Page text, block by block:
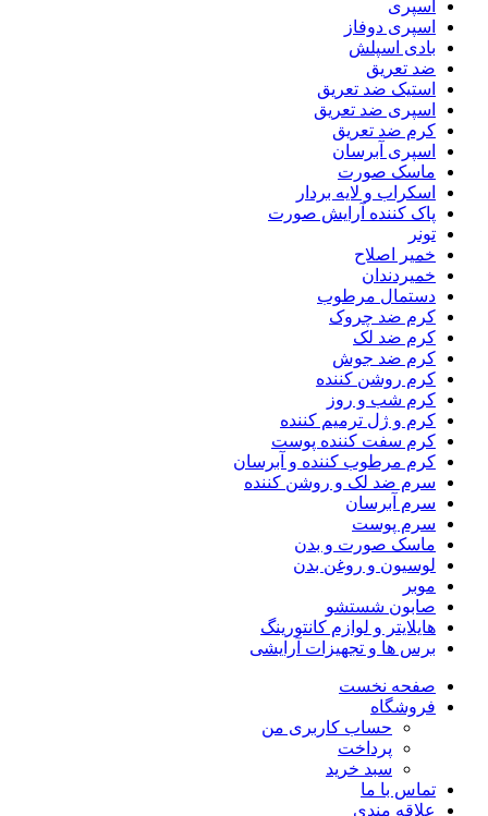
اسپری
اسپری دوفاز
بادی اسپلش
ضد تعریق
استیک ضد تعریق
اسپری ضد تعریق
کرم ضد تعریق
اسپری آبرسان
ماسک صورت
اسکراب و لایه بردار
پاک کننده آرایش صورت
تونر
خمیر اصلاح
خمیردندان
دستمال مرطوب
کرم ضد چروک
کرم ضد لک
کرم ضد جوش
کرم روشن کننده
کرم شب و روز
کرم و ژل ترمیم کننده
کرم سفت کننده پوست
کرم مرطوب کننده و آبرسان
سرم ضد لک و روشن کننده
سرم آبرسان
سرم پوست
ماسک صورت و بدن
لوسیون و روغن بدن
موبر
صابون شستشو
هایلایتر و لوازم کانتورینگ
برس ها و تجهیزات آرایشی
صفحه نخست
فروشگاه
حساب کاربری من
پرداخت
سبد خرید
تماس با ما
علاقه مندی